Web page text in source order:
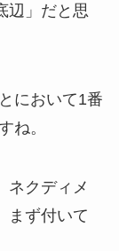
辺」だと思
において1番
ね。
ネクディメ
まず付いて